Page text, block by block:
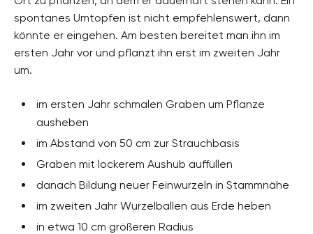
spontanes Umtopfen ist nicht empfehlenswert, dann
könnte er eingehen. Am besten bereitet man ihn im
ersten Jahr vor und pflanzt ihn erst im zweiten Jahr
um.
im ersten Jahr schmalen Graben um Pflanze
ausheben
im Abstand von 50 cm zur Strauchbasis
Graben mit lockerem Aushub auffüllen
danach Bildung neuer Feinwurzeln in Stammnähe
im zweiten Jahr Wurzelballen aus Erde heben
in etwa 10 cm größeren Radius